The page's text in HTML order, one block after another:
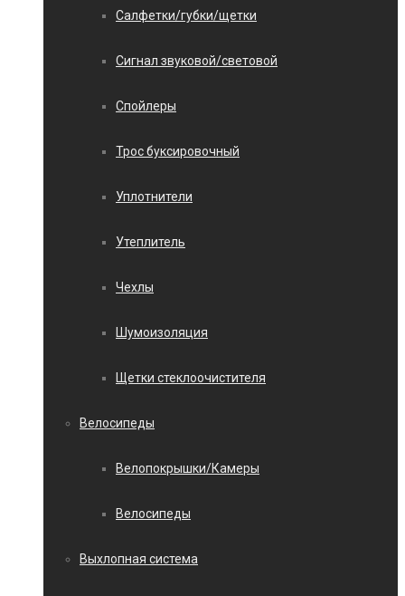
Салфетки/губки/щетки
Сигнал звуковой/световой
Спойлеры
Трос буксировочный
Уплотнители
Утеплитель
Чехлы
Шумоизоляция
Щетки стеклоочистителя
Велосипеды
Велопокрышки/Камеры
Велосипеды
Выхлопная система